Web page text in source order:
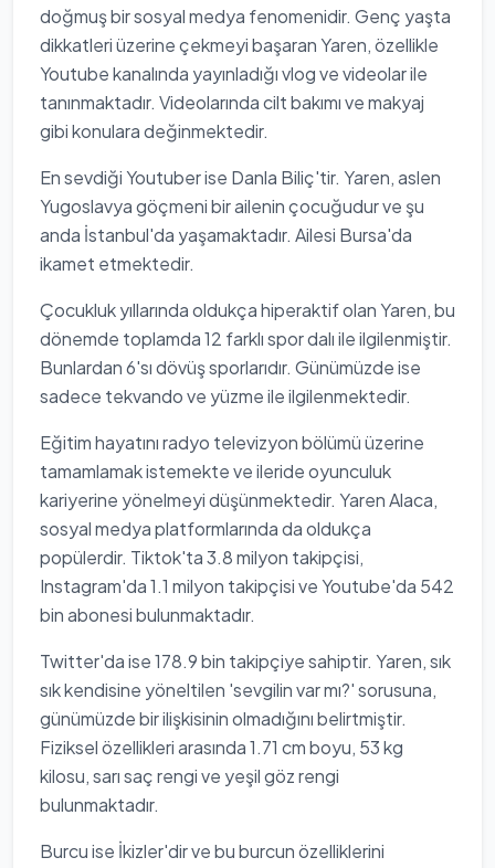
doğmuş bir sosyal medya fenomenidir. Genç yaşta
dikkatleri üzerine çekmeyi başaran Yaren, özellikle
Youtube kanalında yayınladığı vlog ve videolar ile
tanınmaktadır. Videolarında cilt bakımı ve makyaj
gibi konulara değinmektedir.
En sevdiği Youtuber ise Danla Biliç'tir. Yaren, aslen
Yugoslavya göçmeni bir ailenin çocuğudur ve şu
anda İstanbul'da yaşamaktadır. Ailesi Bursa'da
ikamet etmektedir.
Çocukluk yıllarında oldukça hiperaktif olan Yaren, bu
dönemde toplamda 12 farklı spor dalı ile ilgilenmiştir.
Bunlardan 6'sı dövüş sporlarıdır. Günümüzde ise
sadece tekvando ve yüzme ile ilgilenmektedir.
Eğitim hayatını radyo televizyon bölümü üzerine
tamamlamak istemekte ve ileride oyunculuk
kariyerine yönelmeyi düşünmektedir. Yaren Alaca,
sosyal medya platformlarında da oldukça
popülerdir. Tiktok'ta 3.8 milyon takipçisi,
Instagram'da 1.1 milyon takipçisi ve Youtube'da 542
bin abonesi bulunmaktadır.
Twitter'da ise 178.9 bin takipçiye sahiptir. Yaren, sık
sık kendisine yöneltilen 'sevgilin var mı?' sorusuna,
günümüzde bir ilişkisinin olmadığını belirtmiştir.
Fiziksel özellikleri arasında 1.71 cm boyu, 53 kg
kilosu, sarı saç rengi ve yeşil göz rengi
bulunmaktadır.
Burcu ise İkizler'dir ve bu burcun özelliklerini